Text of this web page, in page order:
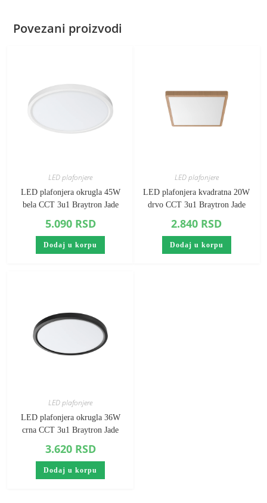
Povezani proizvodi
LED plafonjere
LED plafonjera okrugla 45W
bela CCT 3u1 Braytron Jade
5.090 RSD
Dodaj u korpu
LED plafonjere
LED plafonjera kvadratna 20W
drvo CCT 3u1 Braytron Jade
2.840 RSD
Dodaj u korpu
LED plafonjere
LED plafonjera okrugla 36W
crna CCT 3u1 Braytron Jade
3.620 RSD
Dodaj u korpu